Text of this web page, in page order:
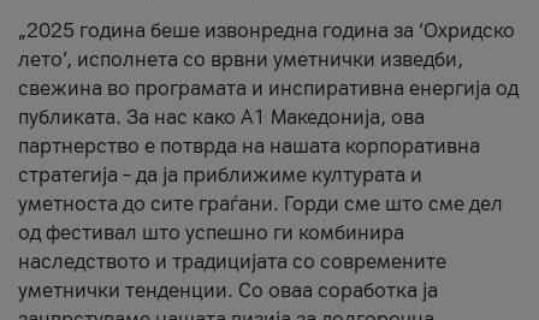
„2025 година беше извонредна година за ‘Охридско
лето’, исполнета со врвни уметнички изведби,
свежина во програмата и инспиративна енергија од
публиката. За нас како A1 Македонија, ова
партнерство е потврда на нашата корпоративна
стратегија – да ја приближиме културата и
уметноста до сите граѓани. Горди сме што сме дел
од фестивал што успешно ги комбинира
наследството и традицијата со современите
уметнички тенденции. Со оваа соработка ја